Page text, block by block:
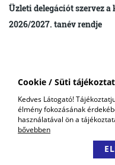
Cookie / Süti
Kedves Látogató!
élmény fokozásának
használatával ön a
bővebben
Üzleti delegációt szervez
2026/2027. tanév rendje
VAS VÁRMEGYEI
KERESKEDELMI ÉS
COPYRIGHT © 2018 - 2026
POWERED BY
POSITIVE ADAMSKY